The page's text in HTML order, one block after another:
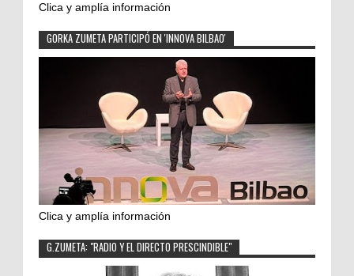
Clica y amplía información
GORKA ZUMETA PARTICIPÓ EN 'INNOVA BILBAO'
Clica y amplía información
G.ZUMETA: "RADIO Y EL DIRECTO PRESCINDIBLE"